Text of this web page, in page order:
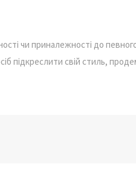
чи приналежності до
підкреслити свій стиль,